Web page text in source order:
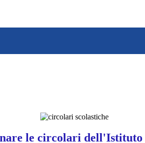
le circolari dell'Istituto